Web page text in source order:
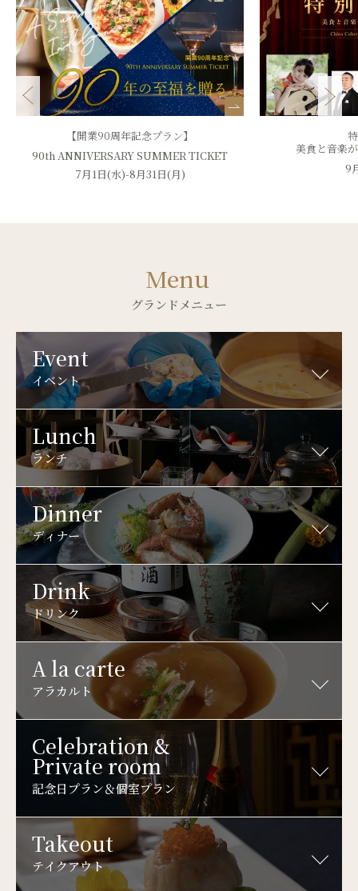
【開業90周年記念プラン】
90th ANNIVERSARY SUMMER TICKET
7月1日(水)-8月31日(月)
美食と音楽
9
Menu
グランドメニュー
Event
イベント
Lunch
ランチ
Dinner
ディナー
Drink
ドリンク
A la carte
アラカルト
Celebration &
Private room
記念日プラン＆個室プラン
Takeout
テイクアウト